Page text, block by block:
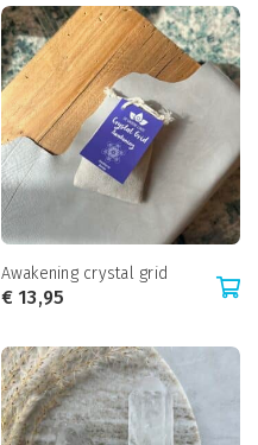
Awakening crystal grid
€13,95